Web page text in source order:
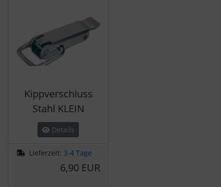
Kippverschluss
Stahl KLEIN
Details
Lieferzeit: 3-4 Tage
6,90 EUR